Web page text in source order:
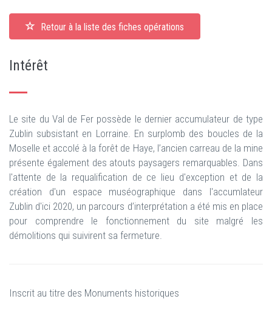
Retour à la liste des fiches opérations
Intérêt
Le site du Val de Fer possède le dernier accumulateur de type
Zublin subsistant en Lorraine. En surplomb des boucles de la
Moselle et accolé à la forêt de Haye, l’ancien carreau de la mine
présente également des atouts paysagers remarquables. Dans
l'attente de la requalification de ce lieu d'exception et de la
création d'un espace muséographique dans l'accumlateur
Zublin d'ici 2020, un parcours d’interprétation a été mis en place
pour comprendre le fonctionnement du site malgré les
démolitions qui suivirent sa fermeture.
Inscrit au titre des Monuments historiques